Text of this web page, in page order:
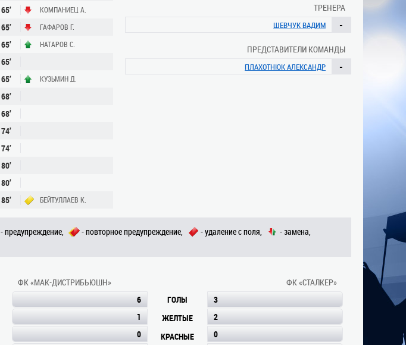
65’
КОМПАНИЕЦ А.
65’ ГАФАРОВ Г.
65’
НАТАРОВ С.
65’
65’
КУЗЬМИН Д.
68’
68’
74’
74’
80’
80’
85’
БЕЙТУЛЛАЕВ К.
ТРЕНЕРА
-
ШЕВЧУК ВАДИМ
ПРЕДСТАВИТЕЛИ КОМАНДЫ
-
ПЛАХОТНЮК АЛЕКСАНДР
- предупреждение, - повторное предупреждение, - удаление с поля,
- замена,
ФК «МАК-ДИСТРИБЬЮШН»
6
1
0
ГОЛЫ
ЖЕЛТЫЕ
КРАСНЫЕ
ФК «СТАЛКЕР»
3
2
0